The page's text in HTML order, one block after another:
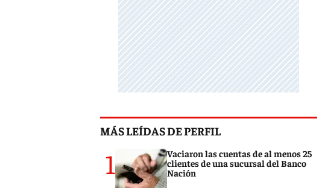
MÁS LEÍDAS DE PERFIL
1
Vaciaron las cuentas de al menos 25
clientes de una sucursal del Banco
Nación